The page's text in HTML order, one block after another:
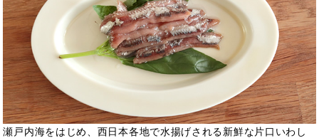
瀬戸内海をはじめ、西日本各地で水揚げされる新鮮な片口いわし